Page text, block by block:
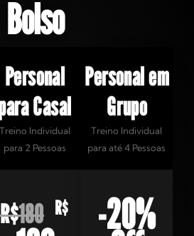
Bolso
Personal
Casal
Treino Individual
para 2 Pessoas
R$180 R$
Personal em
Grupo
Treino Individual
para até 4 Pessoas
-20%